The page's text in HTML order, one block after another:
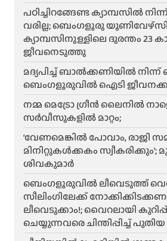
പഠിച്ചിറങ്ങേണ്ട ക്യാമ്പസിൽ
വരില്ല; ബെംഗളൂരു
ക്യാമ്പസിനുള്ളിലെ ദുരന്തം 23
ജീവനെടുത്തു
മദ്യപിച്ച് ബാൽക്കണിയിൽ നിന്ന്
ബെംഗളൂരുവിൽ ഐടി
നമ്മ മെട്രോ ഗ്രീൻ ലൈനിൽ
സർവീസുകളിൽ മാറ്റം;
‘വേണമെങ്കിൽ പോവാം, രാജി
മിനിറ്റുകൾക്കകം സ്വീകരിക്കും’;
ശിവകുമാർ
ബെം​ഗളൂരുവിൽ ലീവെടുത്ത്
സീലിംഗിലേക്ക്
ലീവെടുക്കാം!; വൈറലായി
ചെയ്യുന്നവരെ ചിന്തിപ്പിച്ച് പുതിയ